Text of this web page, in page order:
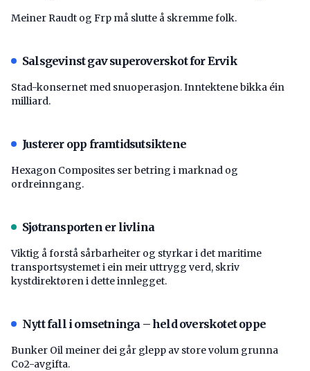
Meiner Raudt og Frp må slutte å skremme folk.
Salsgevinst gav superoverskot for Ervik
Stad-konsernet med snuoperasjon. Inntektene bikka éin
milliard.
Justerer opp framtidsutsiktene
Hexagon Composites ser betring i marknad og
ordreinngang.
Sjøtransporten er livlina
Viktig å forstå ­sårbarheiter og styrkar i det maritime
transport­systemet i ein meir uttrygg verd, skriv
kystdirektøren i dette innlegget.
Nytt fall i omsetninga – held overskotet oppe
Bunker Oil meiner dei går glepp av store volum grunna
Co2-avgifta.